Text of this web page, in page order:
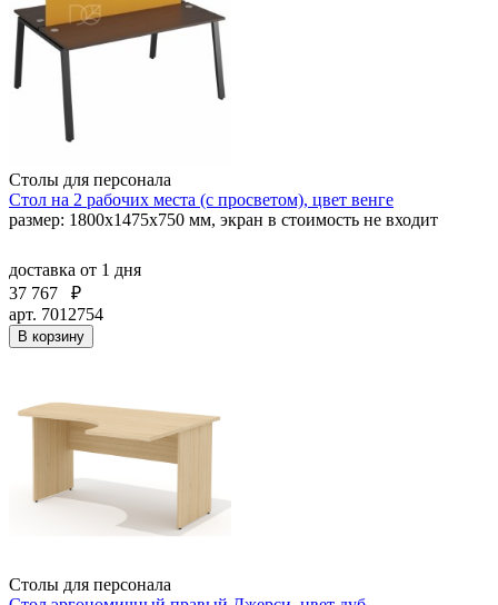
Столы для персонала
Стол на 2 рабочих места (с просветом), цвет венге
размер: 1800х1475х750 мм, экран в стоимость не входит
доставка от 1 дня
37 767
₽
арт. 7012754
В корзину
Столы для персонала